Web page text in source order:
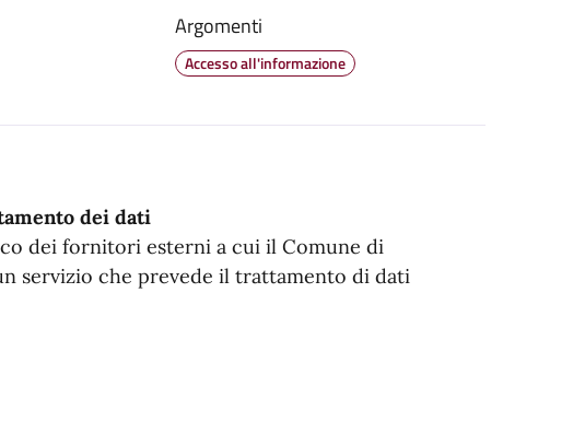
Argomenti
Accesso all'informazione
dei dati
dei fornitori esterni a cui il Comune di
servizio che prevede il trattamento di dati